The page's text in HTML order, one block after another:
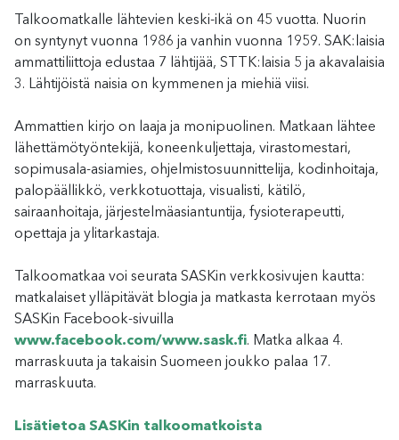
Talkoomatkalle lähtevien keski-ikä on 45 vuotta. Nuorin
on syntynyt vuonna 1986 ja vanhin vuonna 1959. SAK:laisia
ammattiliittoja edustaa 7 lähtijää, STTK:laisia 5 ja akavalaisia
3. Lähtijöistä naisia on kymmenen ja miehiä viisi.
Ammattien kirjo on laaja ja monipuolinen. Matkaan lähtee
lähettämötyöntekijä, koneenkuljettaja, virastomestari,
sopimusala-asiamies, ohjelmistosuunnittelija, kodinhoitaja,
palopäällikkö, verkkotuottaja, visualisti, kätilö,
sairaanhoitaja, järjestelmäasiantuntija, fysioterapeutti,
opettaja ja ylitarkastaja.
Talkoomatkaa voi seurata SASKin verkkosivujen kautta:
matkalaiset ylläpitävät blogia ja matkasta kerrotaan myös
SASKin Facebook-sivuilla
www.facebook.com/www.sask.fi. Matka alkaa 4.
marraskuuta ja takaisin Suomeen joukko palaa 17.
marraskuuta.
Lisätietoa SASKin talkoomatkoista